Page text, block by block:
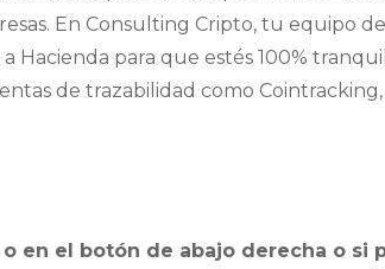
En Consulting Cripto, tu equipo
Hacienda para que estés 100%
de trazabilidad como
en el botón de abajo derecha o si